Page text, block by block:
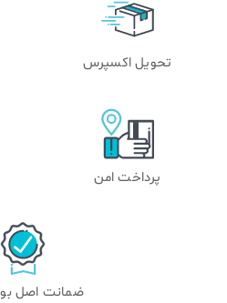
تحویل اکسپرس
پرداخت امن
ضمانت اصل